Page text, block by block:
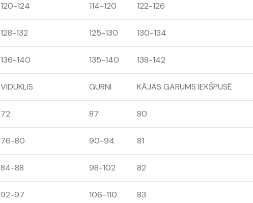
120-124 114-120 122-126
128-132 125-130 130-134
136-140 135-140 138-142
VIDUKLIS GURNI KĀJAS GARUMS IEKŠPUSĒ
72 87 80
76-80 90-94 81
84-88 98-102 82
92-97 106-110 83